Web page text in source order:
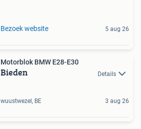
Bezoek website 5 aug 26
Motorblok BMW E28-E30
Bieden Details
wuustwezel, BE 3 aug 26